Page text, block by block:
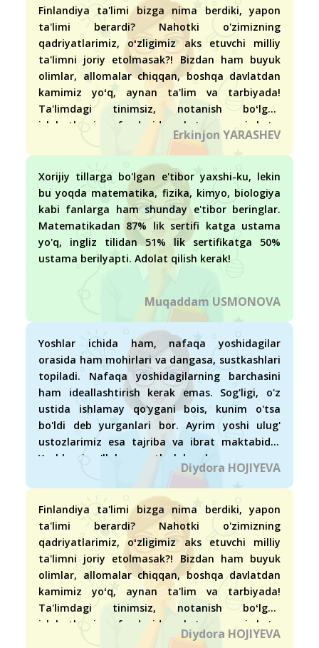
Finlandiya ta'limi bizga nima berdiki, yapon
ta'limi berardi? Nahotki o'zimizning
qadriyatlarimiz, oʻzligimiz aks etuvchi milliy
ta'limni joriy etolmasak?! Bizdan ham buyuk
olimlar, allomalar chiqqan, boshqa davlatdan
kamimiz yoʻq, aynan ta'lim va tarbiyada!
Ta'limdagi tinimsiz, notanish boʻlgan
islohotlarning foydasidan koʻra zarari koʻp.
O'qituvchilarga ham oson emas, undan bunga
moslashaverish.
Erkinjon YARASHEV
Xorijiy tillarga bo'lgan e'tibor yaxshi-ku, lekin
bu yoqda matematika, fizika, kimyo, biologiya
kabi fanlarga ham shunday e'tibor beringlar.
Matematikadan 87% lik sertifi katga ustama
yo'q, ingliz tilidan 51% lik sertifikatga 50%
ustama berilyapti. Adolat qilish kerak!
Muqaddam USMONOVA
Yoshlar ichida ham, nafaqa yoshidagilar
orasida ham mohirlari va dangasa, sustkashlari
topiladi. Nafaqa yoshidagilarning barchasini
ham ideallashtirish kerak emas. Sog'ligi, o'z
ustida ishlamay qo'ygani bois, kunim o'tsa
bo'ldi deb yurganlari bor. Ayrim yoshi ulug'
ustozlarimiz esa tajriba va ibrat maktabidir.
Yoshlarni qo'llab-quvvatlash kerak.
Diydora HOJIYEVA
Finlandiya ta'limi bizga nima berdiki, yapon
ta'limi berardi? Nahotki o'zimizning
qadriyatlarimiz, oʻzligimiz aks etuvchi milliy
ta'limni joriy etolmasak?! Bizdan ham buyuk
olimlar, allomalar chiqqan, boshqa davlatdan
kamimiz yoʻq, aynan ta'lim va tarbiyada!
Ta'limdagi tinimsiz, notanish boʻlgan
islohotlarning foydasidan koʻra zarari koʻp.
O'qituvchilarga ham oson emas, undan bunga
Diydora HOJIYEVA